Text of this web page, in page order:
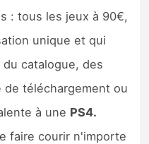
: tous les jeux à 90€,
unique et qui
catalogue, des
de téléchargement ou
à une PS4.
faire courir n'importe